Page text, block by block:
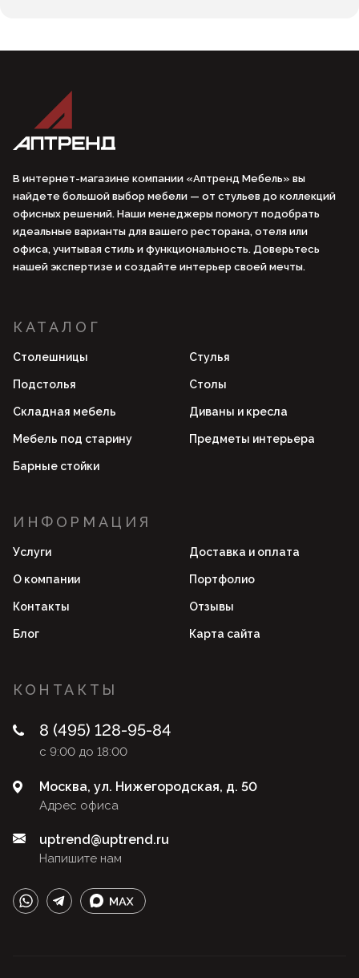
В интернет-магазине компании «Аптренд Мебель» вы
найдете большой выбор мебели — от стульев до коллекций
офисных решений. Наши менеджеры помогут подобрать
идеальные варианты для вашего ресторана, отеля или
офиса, учитывая стиль и функциональность. Доверьтесь
нашей экспертизе и создайте интерьер своей мечты.
КАТАЛОГ
Столешницы Стулья
Подстолья Столы
Складная мебель Диваны и кресла
Мебель под старину Предметы интерьера
Барные стойки
ИНФОРМАЦИЯ
Услуги Доставка и оплата
О компании Портфолио
Контакты Отзывы
Блог Карта сайта
КОНТАКТЫ
8 (495) 128-95-84
с 9:00 до 18:00
Адрес офиса
Москва, ул. Нижегородская, д. 50
Напишите нам
uptrend@uptrend.ru